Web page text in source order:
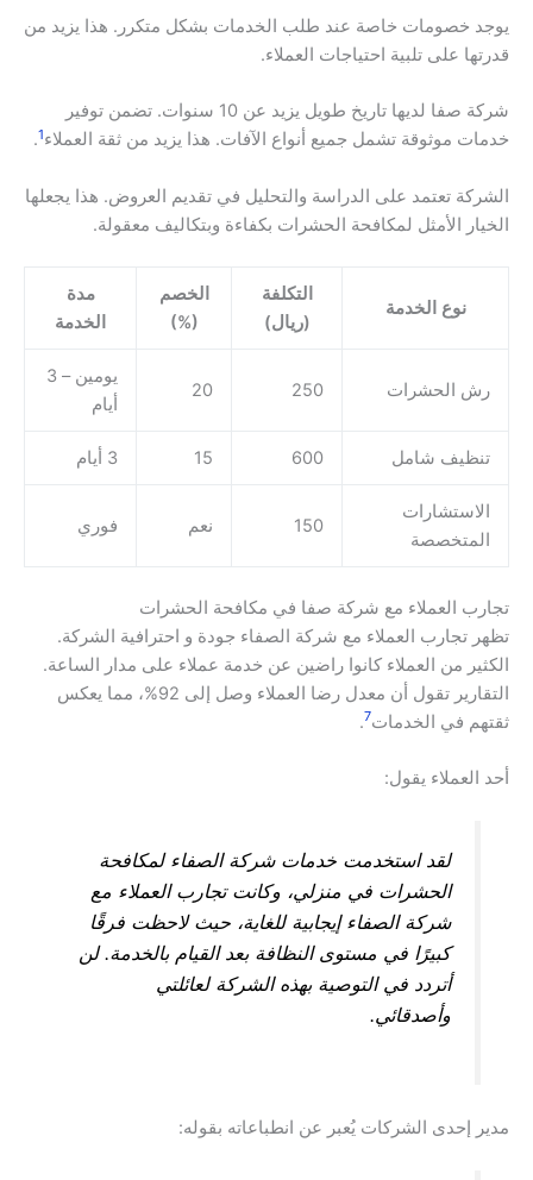
يوجد خصومات خاصة عند طلب الخدمات بشكل متكرر. هذا يزيد من
قدرتها على تلبية احتياجات العملاء.
شركة صفا لديها تاريخ طويل يزيد عن 10 سنوات. تضمن توفير
خدمات موثوقة تشمل جميع أنواع الآفات. هذا يزيد من ثقة العملاء1
.
الشركة تعتمد على الدراسة والتحليل في تقديم العروض. هذا يجعلها
الخيار الأمثل لمكافحة الحشرات بكفاءة وبتكاليف معقولة.
نوع الخدمة
التكلفة
(ريال)
الخصم
(%)
مدة
الخدمة
رش الحشرات 250
20
يومين – 3
أيام
تنظيف شامل 600
15 3 أيام
الاستشارات
المتخصصة
150 نعم فوري
تجارب العملاء مع شركة صفا في مكافحة الحشرات
تظهر تجارب العملاء مع شركة الصفاء جودة و احترافية الشركة.
الكثير من العملاء كانوا راضين عن خدمة عملاء على مدار الساعة.
التقارير تقول أن معدل رضا العملاء وصل إلى 92%، مما يعكس
ثقتهم في الخدمات7
.
أحد العملاء يقول:
لقد استخدمت خدمات شركة الصفاء لمكافحة
الحشرات في منزلي، وكانت تجارب العملاء مع
شركة الصفاء إيجابية للغاية، حيث لاحظت فرقًا
كبيرًا في مستوى النظافة بعد القيام بالخدمة. لن
أتردد في التوصية بهذه الشركة لعائلتي
وأصدقائي.
مدير إحدى الشركات يُعبر عن انطباعاته بقوله: